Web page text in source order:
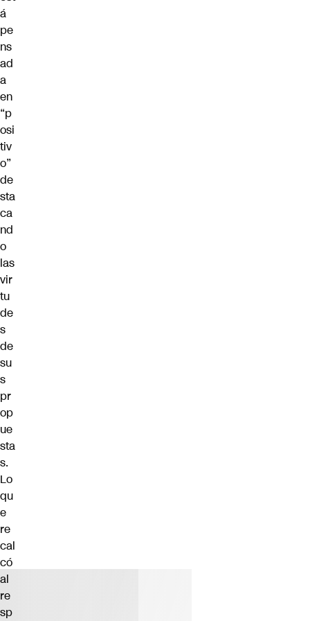
á
pe
ns
ad
a
en
“p
osi
tiv
o”
de
sta
ca
nd
o
las
vir
tu
de
s
de
su
s
pr
op
ue
sta
s.
Lo
qu
e
re
cal
có
al
re
sp